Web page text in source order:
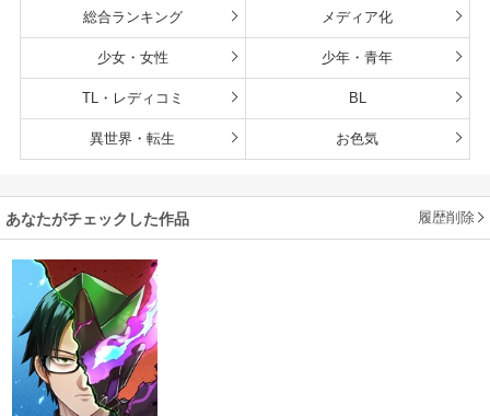
総合ランキング メディア化
少女・女性 少年・青年
TL・レディコミ BL
異世界・転生 お色気
あなたがチェックした作品 履歴削除